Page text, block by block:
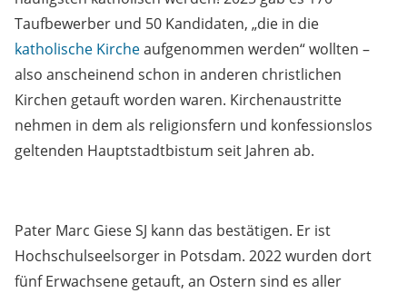
Taufbewerber und 50 Kandidaten, „die in die
katholische Kircheaufgenommen werden“ wollten –
also anscheinend schon in anderen christlichen
Kirchen getauft worden waren. Kirchenaustritte
nehmen in dem als religionsfern und konfessionslos
geltenden Hauptstadtbistum seit Jahren ab.
Pater Marc Giese SJ kann das bestätigen. Er ist
Hochschulseelsorger in Potsdam. 2022 wurden dort
fünf Erwachsene getauft, an Ostern sind es aller